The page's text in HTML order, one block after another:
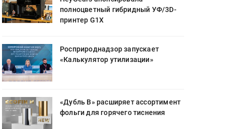
полноцветный гибридный УФ/3D-
принтер G1X
Росприроднадзор запускает
«Калькулятор утилизации»
«Дубль В» расширяет ассортимент
фольги для горячего тиснения